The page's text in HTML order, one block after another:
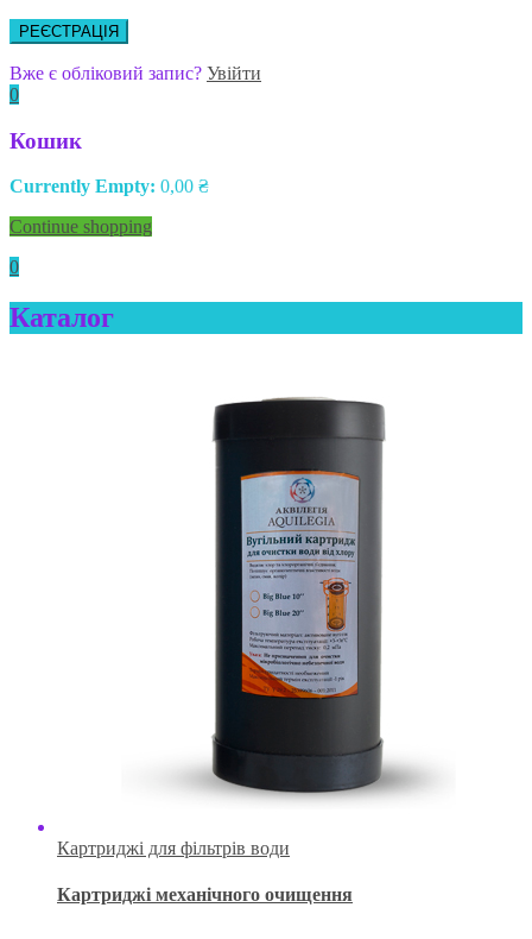
РЕЄСТРАЦІЯ
Вже є обліковий запис? Увійти
0
Кошик
Currently Empty: 0,00 ₴
Continue shopping
0
Каталог
Картриджі для фільтрів води
Картриджі механічного очищення